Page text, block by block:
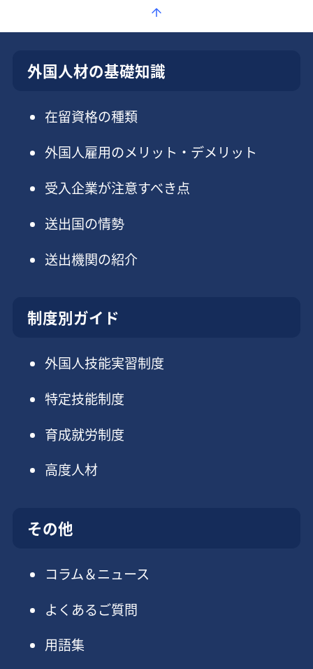
外国人材の基礎知識
在留資格の種類
外国人雇用のメリット・デメリット
受入企業が注意すべき点
送出国の情勢
送出機関の紹介
制度別ガイド
外国人技能実習制度
特定技能制度
育成就労制度
高度人材
その他
コラム＆ニュース
よくあるご質問
用語集